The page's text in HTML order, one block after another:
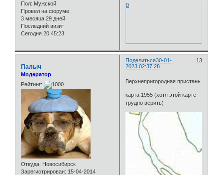
Пол: Мужской
Провел на форуме:
3 месяца 29 дней
Последний визит:
Сегодня 20:45:23
0
Поделиться 13
30-01-
2023 02:37:28
Палыч
Модератор
Рейтинг:
Откуда: Новосибирск
Зарегистрирован: 15-04-2014
Верхнепригородная пристань
карта 1955 (хотя этой карте
трудно верить)